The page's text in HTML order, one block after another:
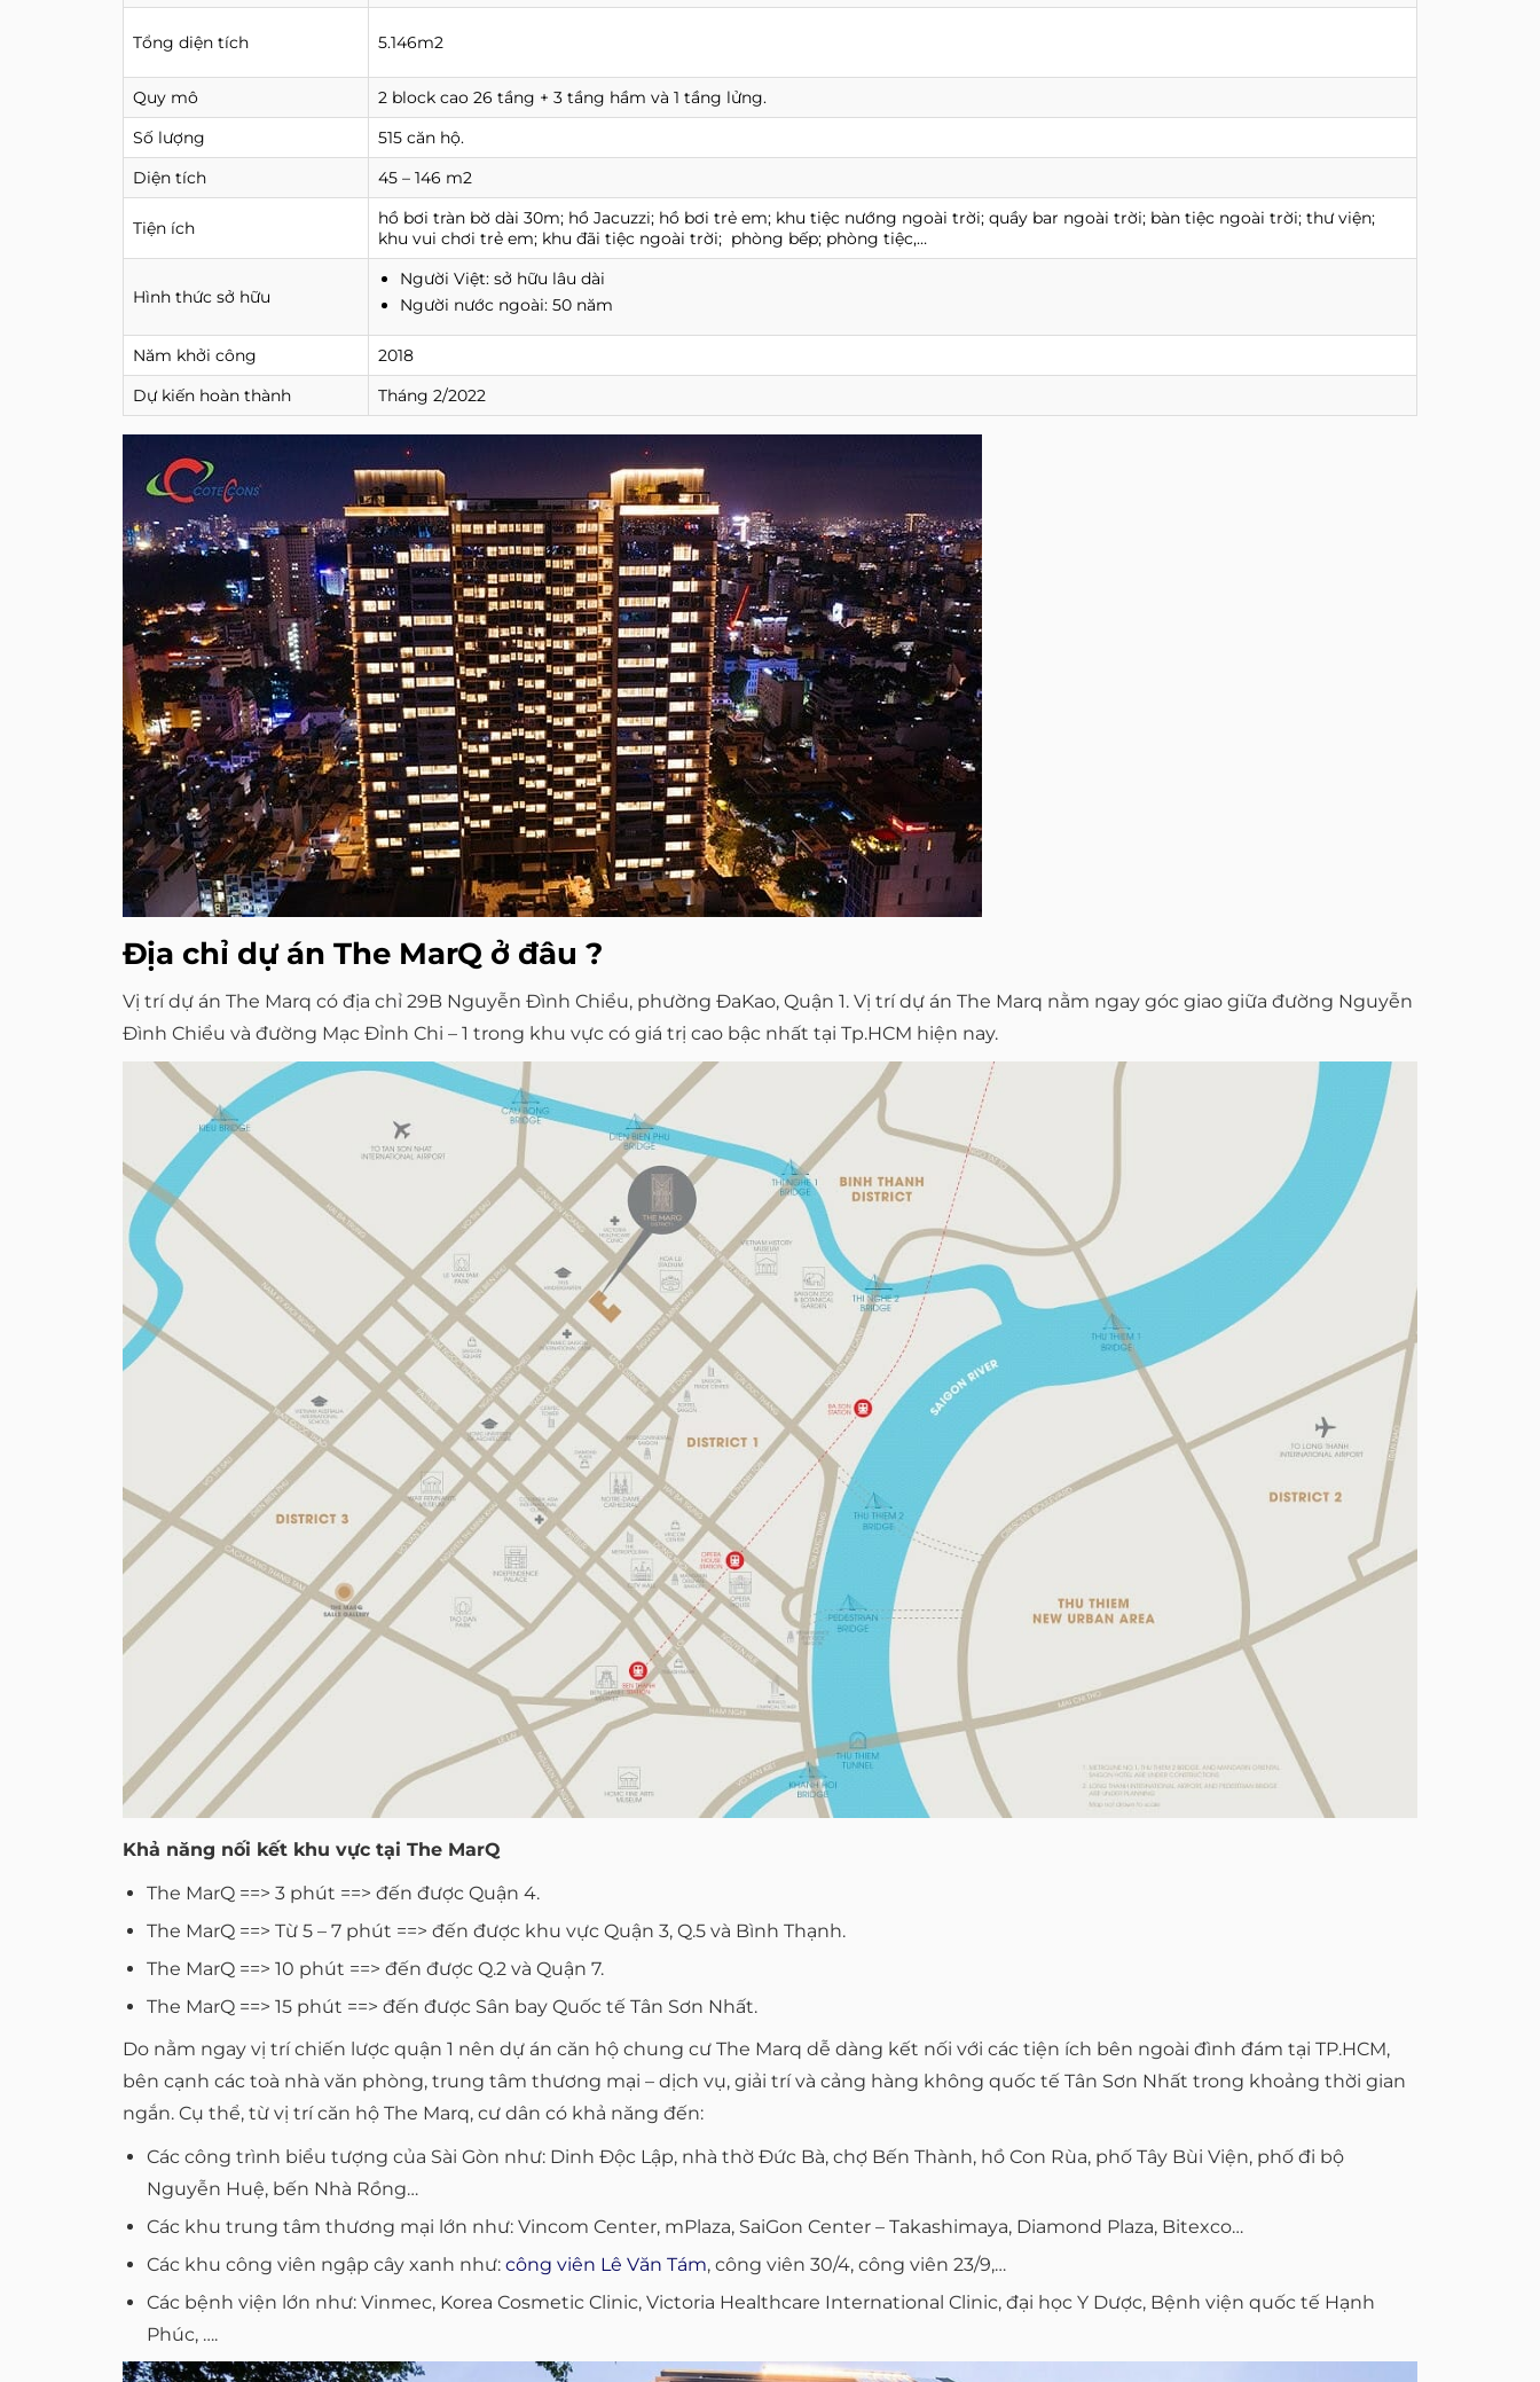
Tổng diện tích 5.146m2
Quy mô
2 block cao 26 tầng + 3 tầng hầm và 1 tầng lửng.
Số lượng
515 căn hộ.
Diện tích
45 – 146 m2
Tiện ích
hồ bơi tràn bờ dài 30m; hồ Jacuzzi; hồ bơi trẻ em; khu tiệc nướng ngoài trời; quầy bar ngoài trời; bàn tiệc ngoài trời; thư viện;
khu vui chơi trẻ em; khu đãi tiệc ngoài trời; phòng bếp; phòng tiệc,…
Hình thức sở hữu
Người Việt: sở hữu lâu dài
Người nước ngoài: 50 năm
Năm khởi công
2018
Dự kiến hoàn thành
Tháng 2/2022
Địa chỉ dự án The MarQ ở đâu ?
Vị trí dự án The Marq có địa chỉ 29B Nguyễn Đình Chiểu, phường ĐaKao, Quận 1. Vị trí dự án The Marq nằm ngay góc giao giữa đường Nguyễn
Đình Chiểu và đường Mạc Đỉnh Chi – 1 trong khu vực có giá trị cao bậc nhất tại Tp.HCM hiện nay.
Khả năng nối kết khu vực tại The MarQ
The MarQ ==> 3 phút ==> đến được Quận 4.
The MarQ ==> Từ 5 – 7 phút ==> đến được khu vực Quận 3, Q.5 và Bình Thạnh.
The MarQ ==> 10 phút ==> đến được Q.2 và Quận 7.
The MarQ ==> 15 phút ==> đến được Sân bay Quốc tế Tân Sơn Nhất.
Do nằm ngay vị trí chiến lược quận 1 nên dự án căn hộ chung cư The Marq dễ dàng kết nối với các tiện ích bên ngoài đình đám tại TP.HCM,
bên cạnh các toà nhà văn phòng, trung tâm thương mại – dịch vụ, giải trí và cảng hàng không quốc tế Tân Sơn Nhất trong khoảng thời gian
ngắn. Cụ thể, từ vị trí căn hộ The Marq, cư dân có khả năng đến:
Các công trình biểu tượng của Sài Gòn như: Dinh Độc Lập, nhà thờ Đức Bà, chợ Bến Thành, hồ Con Rùa, phố Tây Bùi Viện, phố đi bộ
Nguyễn Huệ, bến Nhà Rồng…
Các khu trung tâm thương mại lớn như: Vincom Center, mPlaza, SaiGon Center – Takashimaya, Diamond Plaza, Bitexco…
Các khu công viên ngập cây xanh như: công viên Lê Văn Tám, công viên 30/4, công viên 23/9,…
Các bệnh viện lớn như: Vinmec, Korea Cosmetic Clinic, Victoria Healthcare International Clinic, đại học Y Dược, Bệnh viện quốc tế Hạnh
Phúc, ….